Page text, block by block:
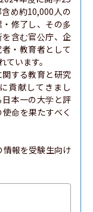
め約10,000人の
修了し、その多
含む官公庁、企
・教育者として
います。
する教育と研究
貢献してきまし
本一の大学と評
命を果たすべく
報を受験生向け